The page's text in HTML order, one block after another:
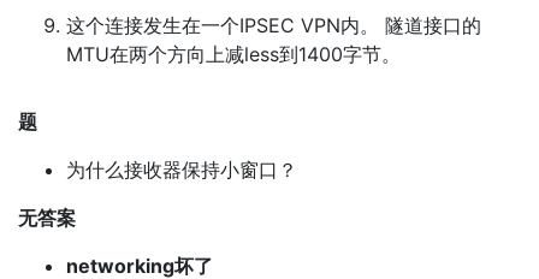
这个连接发生在一个IPSEC VPN内。 隧道接口的
MTU在两个方向上减less到1400字节。
题
为什么接收器保持小窗口？
无答案
networking坏了